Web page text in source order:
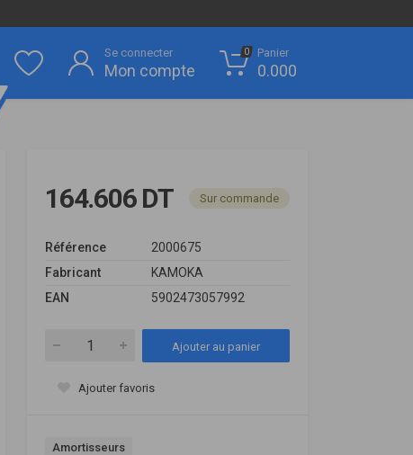
Se connecter
Mon compte
0 Panier
0.000
164.606 DT Sur commande
Référence
2000675
Fabricant
KAMOKA
EAN
5902473057992
Ajouter au panier
Ajouter favoris
Amortisseurs